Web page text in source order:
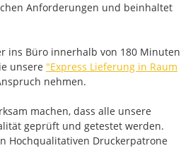
Anforderungen und beinhaltet
ins Büro innerhalb von 180 Minuten
unsere "Express Lieferung in Raum
nehmen.
machen, dass alle unsere
geprüft und getestet werden.
Hochqualitativen Druckerpatrone